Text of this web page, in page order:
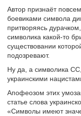
Автор признаёт
боевиками символа
притворяясь
символика какой-то
существовании
подозревают.
Ну да, а символика СС,
украинскими
Апофеозом этих
статье слова
«Символы имеют